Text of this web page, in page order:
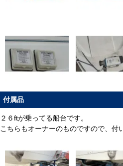
付属品
２６ftが乗ってる船台です。
こちらもオーナーのものですので、付